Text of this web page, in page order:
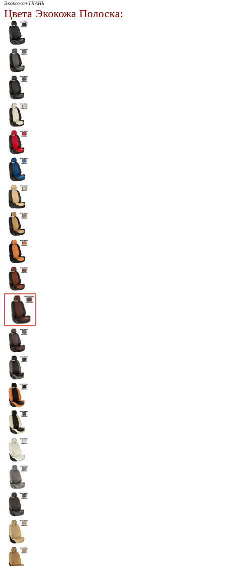
Экокожа+ТКАНЬ
Цвета Экокожа Полоска: